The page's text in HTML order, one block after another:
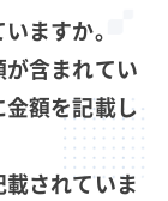
ますか。
含まれてい
額を記載し
されていま